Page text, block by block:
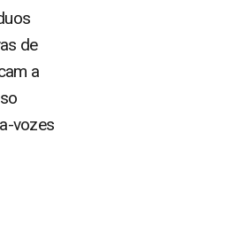
de
a
vozes